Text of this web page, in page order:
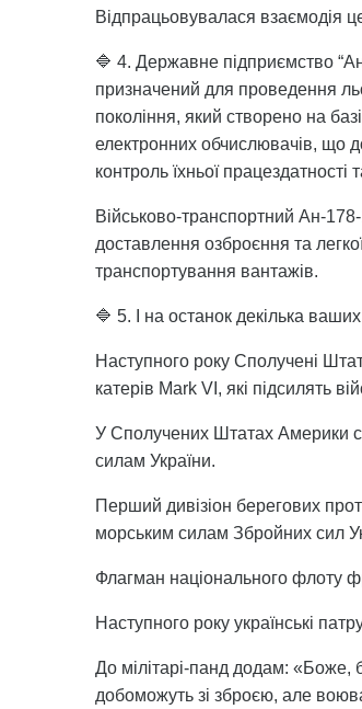
Відпрацьовувалася взаємодія
🔷 4. Державне підприємство
призначений для проведення
покоління, який створено на
електронних обчислювачів, що
контроль їхньої працездатності
Військово-транспортний Ан-
доставлення озброєння та
транспортування вантажів.
🔷 5. І на останок декілька
Наступного року Сполучені
катерів Mark VI, які підсилять
У Сполучених Штатах Америки
силам України.
Перший дивізіон берегових
морським силам Збройних сил
Флагман національного флоту
Наступного року українські
До мілітарі-панд додам:
добоможуть зі зброєю, але